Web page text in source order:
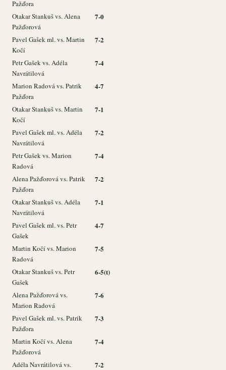
Pažďora
Otakar Stankuš vs. Alena
Pažďorová
7-0
Pavel Gašek ml. vs. Martin
Kočí
7-2
Petr Gašek vs. Adéla
Navrátilová
7-4
Marion Radová vs. Patrik
Pažďora
4-7
Otakar Stankuš vs. Martin
Kočí
7-1
Pavel Gašek ml. vs. Adéla
Navrátilová
7-2
Petr Gašek vs. Marion
Radová
7-4
Alena Pažďorová vs. Patrik
Pažďora
7-2
Otakar Stankuš vs. Adéla
Navrátilová
7-1
Pavel Gašek ml. vs. Petr
Gašek
4-7
Martin Kočí vs. Marion
Radová
7-5
Otakar Stankuš vs. Petr
Gašek
6-5(t)
Alena Pažďorová vs.
Marion Radová
7-6
Pavel Gašek ml. vs. Patrik
Pažďora
7-3
Martin Kočí vs. Alena
Pažďorová
7-4
Adéla Navrátilová vs.
7-2